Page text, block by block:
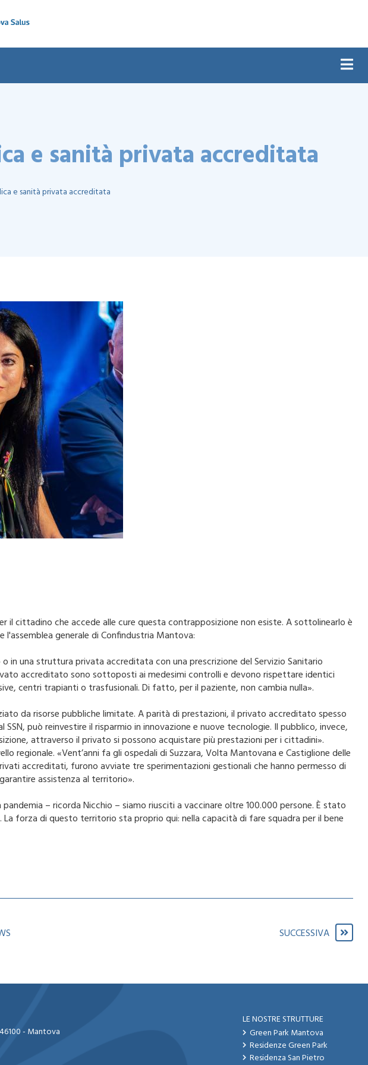
e sanità privata accreditata
e sanità privata accreditata
cittadino che accede alle cure questa contrapposizione non esiste. A sottolinearlo è
generale di Confindustria Mantova:
in una struttura privata accreditata con una prescrizione del Servizio Sanitario
accreditato sono sottoposti ai medesimi controlli e devono rispettare identici
centri trapianti o trasfusionali. Di fatto, per il paziente, non cambia nulla».
da risorse pubbliche limitate. A parità di prestazioni, il privato accreditato spesso
può reinvestire il risparmio in innovazione e nuove tecnologie. Il pubblico, invece,
attraverso il privato si possono acquistare più prestazioni per i cittadini».
regionale. «Vent’anni fa gli ospedali di Suzzara, Volta Mantovana e Castiglione delle
accreditati, furono avviate tre sperimentazioni gestionali che hanno permesso di
assistenza al territorio».
– ricorda Nicchio – siamo riusciti a vaccinare oltre 100.000 persone. È stato
forza di questo territorio sta proprio qui: nella capacità di fare squadra per il bene
SUCCESSIVA
- Mantova​
LE NOSTRE STRUTTURE
Green Park Mantova
Residenze Green Park
Residenza San Pietro